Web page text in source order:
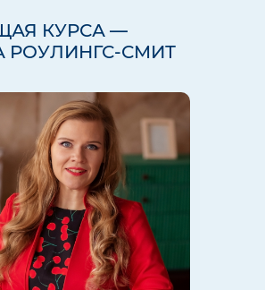
КУРСА —
РОУЛИНГС-СМИТ